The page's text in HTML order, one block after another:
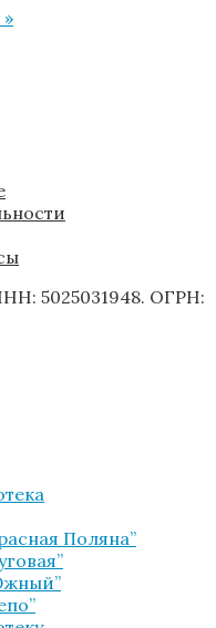
»
5025031948. ОГРН:
Поляна”